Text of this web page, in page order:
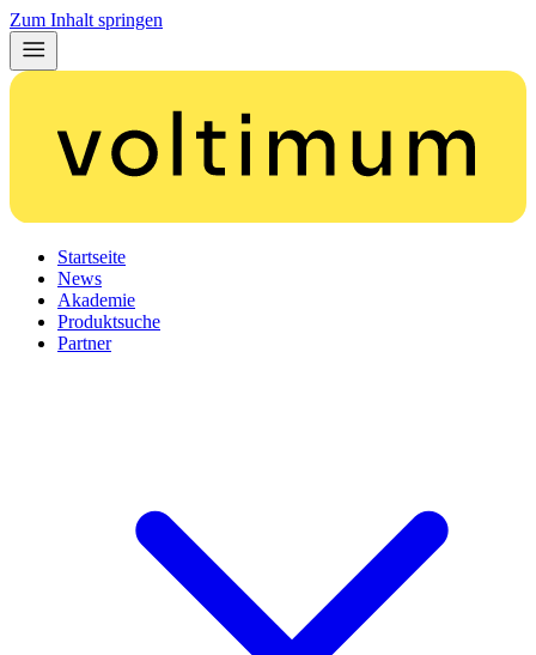
Zum Inhalt springen
Startseite
News
Akademie
Produktsuche
Partner